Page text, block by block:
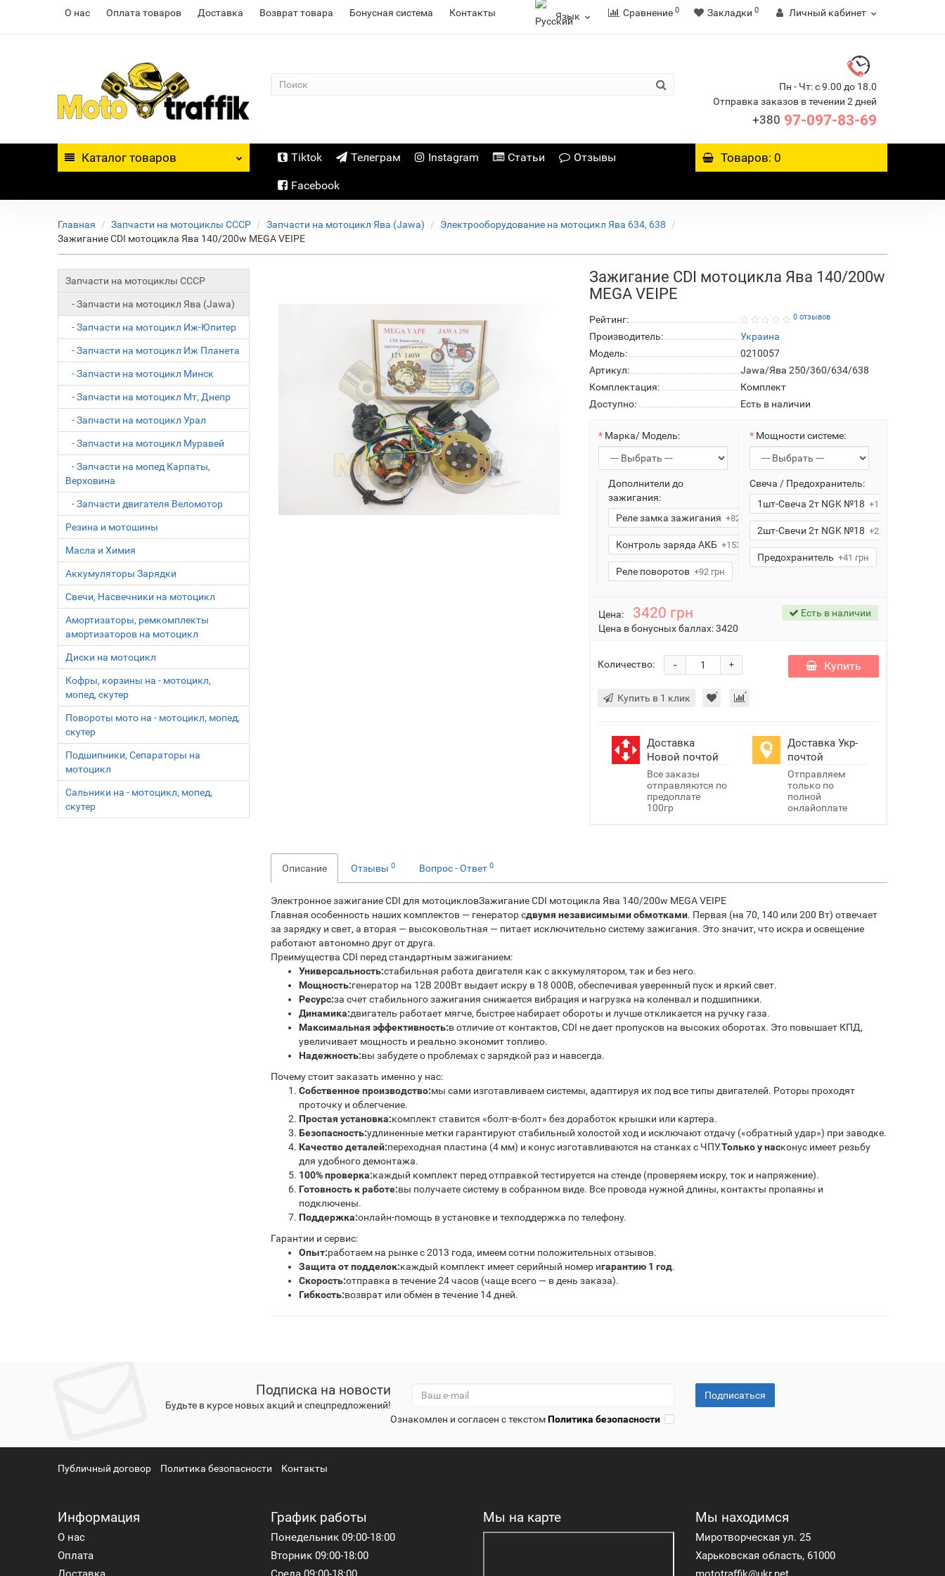
О нас Оплата товаров Доставка Возврат товара Бонусная система Контакты Язык Сравнение 0 Закладки 0 Личный кабинет
Пн - Чт: с 9.00 до 18.0
Отправка заказов в течении 2 дней
+380 97-097-83-69
Каталог товаров Tiktok Телеграм Instagram Статьи Отзывы
Facebook
Товаров: 0
Главная Запчасти на мотоциклы СССР Запчасти на мотоцикл Ява (Jawa)
Электрооборудование на мотоцикл Ява 634, 638
Зажигание CDI мотоцикла Ява 140/200w MEGA VEIPE
Запчасти на мотоциклы СССР
- Запчасти на мотоцикл Ява (Jawa)
- Запчасти на мотоцикл Иж-Юпитер
- Запчасти на мотоцикл Иж Планета
- Запчасти на мотоцикл Минск
- Запчасти на мотоцикл Мт, Днепр
- Запчасти на мотоцикл Урал
- Запчасти на мотоцикл Муравей
- Запчасти на мопед Карпаты,
Верховина
- Запчасти двигателя Веломотор
Резина и мотошины
Масла и Химия
Аккумуляторы Зарядки
Свечи, Насвечники на мотоцикл
Амортизаторы, ремкомплекты
амортизаторов на мотоцикл
Диски на мотоцикл
Кофры, корзины на - мотоцикл,
мопед, скутер
Повороты мото на - мотоцикл, мопед,
скутер
Подшипники, Сепараторы на
мотоцикл
Сальники на - мотоцикл, мопед,
скутер
Зажигание CDI мотоцикла Ява 140/200w
MEGA VEIPE
Рейтинг: 0 отзывов
Производитель:
Украина
Модель:
0210057
Артикул:
Jawa/Ява 250/360/634/638
Комплектация:
Комплект
Доступно:
Есть в наличии
Марка/ Модель: Мощности системе:
Дополнители до
зажигания:
Реле замка зажигания +82 грн
Контроль заряда АКБ +153 грн
Реле поворотов +92 грн
Свеча / Предохранитель:
1шт-Свеча 2т NGK №18 +119 грн
2шт-Свечи 2т NGK №18 +238 грн
Предохранитель +41 грн
Цена: 3420 грн
Цена в бонусных баллах:3420
Есть в наличии
Количество: +
- Купить
Купить в 1 клик
Доставка
Новой почтой
Все заказы
отправляются по
предоплате
100гр
Доставка Укр-
почтой
Отправляем
только по
полной
онлайоплате
Описание Отзывы 0 Вопрос - Ответ 0
Электронное зажигание CDI для мотоцикловЗажигание CDI мотоцикла Ява 140/200w MEGA VEIPE
Главная особенность наших комплектов — генератор сдвумя независимыми обмотками. Первая (на 70, 140 или 200 Вт) отвечает
за зарядку и свет, а вторая — высоковольтная — питает исключительно систему зажигания. Это значит, что искра и освещение
работают автономно друг от друга.
Преимущества CDI перед стандартным зажиганием:
Универсальность:стабильная работа двигателя как с аккумулятором, так и без него.
Мощность:генератор на 12В 200Вт выдает искру в 18 000В, обеспечивая уверенный пуск и яркий свет.
Ресурс:за счет стабильного зажигания снижается вибрация и нагрузка на коленвал и подшипники.
Динамика:двигатель работает мягче, быстрее набирает обороты и лучше откликается на ручку газа.
Максимальная эффективность:в отличие от контактов, CDI не дает пропусков на высоких оборотах. Это повышает КПД,
увеличивает мощность и реально экономит топливо.
Надежность:вы забудете о проблемах с зарядкой раз и навсегда.
Почему стоит заказать именно у нас:
Собственное производство:мы сами изготавливаем системы, адаптируя их под все типы двигателей. Роторы проходят
проточку и облегчение.
Простая установка:комплект ставится «болт-в-болт» без доработок крышки или картера.
Безопасность:удлиненные метки гарантируют стабильный холостой ход и исключают отдачу («обратный удар») при заводке.
Качество деталей:переходная пластина (4 мм) и конус изготавливаются на станках с ЧПУ.Только у насконус имеет резьбу
для удобного демонтажа.
100% проверка:каждый комплект перед отправкой тестируется на стенде (проверяем искру, ток и напряжение).
Готовность к работе:вы получаете систему в собранном виде. Все провода нужной длины, контакты пропаяны и
подключены.
Поддержка:онлайн-помощь в установке и техподдержка по телефону.
Гарантии и сервис:
Опыт:работаем на рынке с 2013 года, имеем сотни положительных отзывов.
Защита от подделок:каждый комплект имеет серийный номер игарантию 1 год.
Скорость:отправка в течение 24 часов (чаще всего — в день заказа).
Гибкость:возврат или обмен в течение 14 дней.
Подписка на новости
Будьте в курсе новых акций и спецпредложений!
Подписаться
Ознакомлен и согласен с текстомПолитика безопасности
Публичный договор Политика безопасности Контакты
Информация
О нас
Оплата
График работы
Понедельник 09:00-18:00
Вторник 09:00-18:00
Мы на карте Мы находимся
Миротворческая ул. 25
Харьковская область, 61000